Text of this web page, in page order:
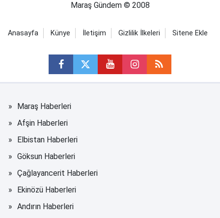
Maraş Gündem © 2008
Anasayfa Künye İletişim Gizlilik İlkeleri Sitene Ekle
Maraş Haberleri
Afşin Haberleri
Elbistan Haberleri
Göksun Haberleri
Çağlayancerit Haberleri
Ekinözü Haberleri
Andırın Haberleri